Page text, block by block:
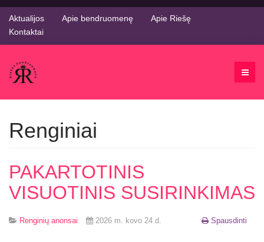
Aktualijos Apie bendruomenę
Apie Riešę
Kontaktai
Renginiai
PAKARTOTINIS
VISUOTINIS SUSIRINKIMAS
Spausdinti
Renginių anonsai 2026 m. kovo 24 d.